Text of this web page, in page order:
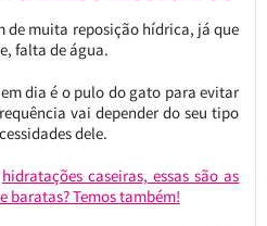
de muita reposição hídrica, já que
falta de água.
dia é o pulo do gato para evitar
vai depender do seu tipo
dele.
hidratações caseiras, essas são as
baratas? Temos também!